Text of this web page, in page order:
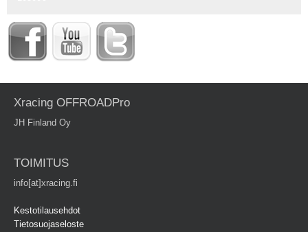
Xracing OFFROADPro
JH Finland Oy
TOIMITUS
info[at]xracing.fi
Kestotilausehdot
Tietosuojaseloste